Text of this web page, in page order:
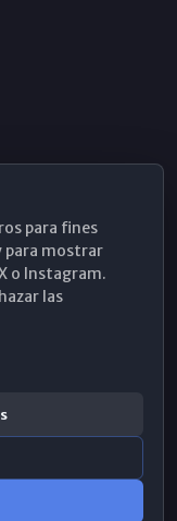
para fines
para mostrar
o Instagram.
las